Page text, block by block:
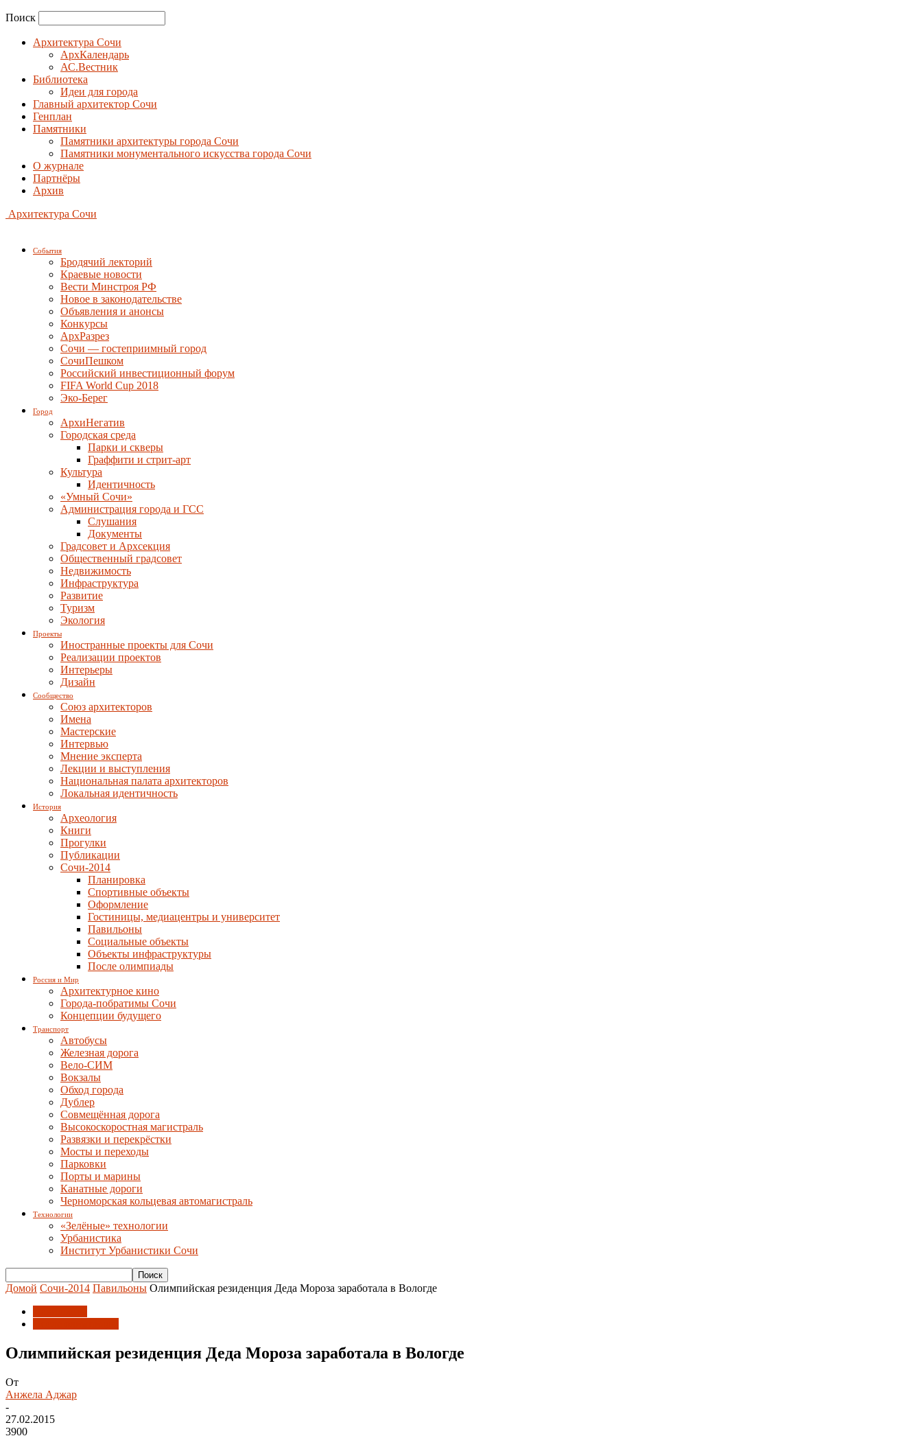
Поиск
Архитектура Сочи
АрхКалендарь
АС.Вестник
Библиотека
Идеи для города
Главный архитектор Сочи
Генплан
Памятники
Памятники архитектуры города Сочи
Памятники монументального искусства города Сочи
О журнале
Партнёры
Архив
Архитектура Сочи
События
Бродячий лекторий
Краевые новости
Вести Минстроя РФ
Новое в законодательстве
Объявления и анонсы
Конкурсы
АрхРазрез
Сочи — гостеприимный город
СочиПешком
Российский инвестиционный форум
FIFA World Cup 2018
Эко-Берег
Город
АрхиНегатив
Городская среда
Парки и скверы
Граффити и стрит-арт
Культура
Идентичность
«Умный Сочи»
Администрация города и ГСС
Слушания
Документы
Градсовет и Архсекция
Общественный градсовет
Недвижимость
Инфраструктура
Развитие
Туризм
Экология
Проекты
Иностранные проекты для Сочи
Реализации проектов
Интерьеры
Дизайн
Сообщество
Союз архитекторов
Имена
Мастерские
Интервью
Мнение эксперта
Лекции и выступления
Национальная палата архитекторов
Локальная идентичность
История
Археология
Книги
Прогулки
Публикации
Сочи-2014
Планировка
Спортивные объекты
Оформление
Гостиницы, медиацентры и университет
Павильоны
Социальные объекты
Объекты инфраструктуры
После олимпиады
Россия и Мир
Архитектурное кино
Города-побратимы Сочи
Концепции будущего
Транспорт
Автобусы
Железная дорога
Вело-СИМ
Вокзалы
Обход города
Дублер
Совмещённая дорога
Высокоскоростная магистраль
Развязки и перекрёстки
Мосты и переходы
Парковки
Порты и марины
Канатные дороги
Черноморская кольцевая автомагистраль
Технологии
«Зелёные» технологии
Урбанистика
Институт Урбанистики Сочи
Домой Сочи-2014 Павильоны Олимпийская резиденция Деда Мороза заработала в Вологде
Олимпийская резиденция Деда Мороза заработала в Вологде
От
Анжела Аджар
-
27.02.2015
3900